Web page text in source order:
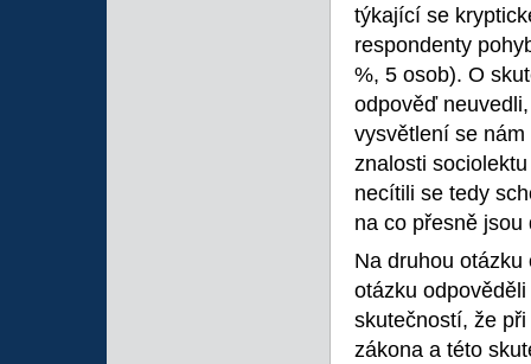
týkající se
respondenty
%, 5 osob). O
odpověď
vysvětlení se
znalosti
necítili se tedy
na co přesně jsou
Na druhou
otázku
skutečností, že
zákona a této